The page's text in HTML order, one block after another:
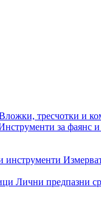
тресчотки и
за фаянс и
инструменти
Лични предпазни